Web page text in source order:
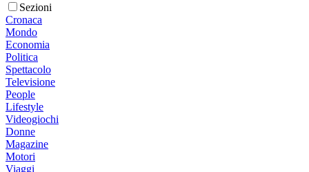
Sezioni
Cronaca
Mondo
Economia
Politica
Spettacolo
Televisione
People
Lifestyle
Videogiochi
Donne
Magazine
Motori
Viaggi